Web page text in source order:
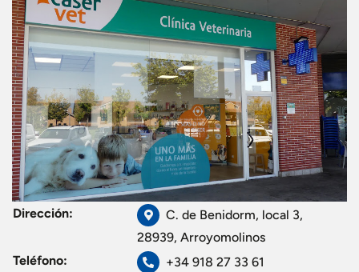
Dirección:
C. de Benidorm, local 3,
28939, Arroyomolinos
Teléfono:
+34 918 27 33 61